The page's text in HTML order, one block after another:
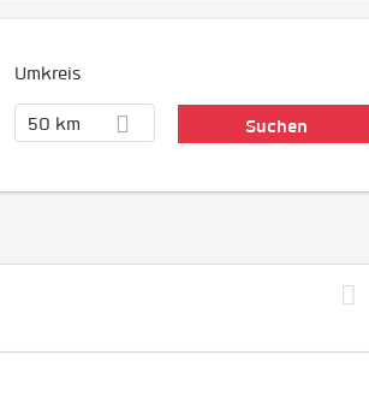
Umkreis
50 km